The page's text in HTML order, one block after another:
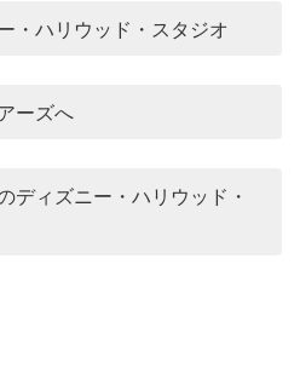
・ハリウッド・スタジオ
ーズへ
ディズニー・ハリウッド・